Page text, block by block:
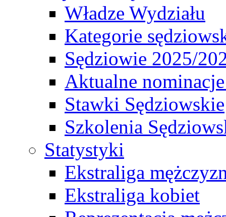
Władze Wydziału
Kategorie
Sędziowie 2025/
Aktualne
Stawki Sędziowskie
Szkolenia
Statystyki
Ekstraliga
Ekstraliga kobiet